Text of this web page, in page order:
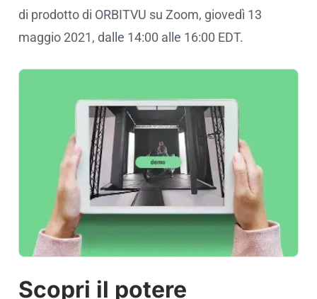
di prodotto di ORBITVU su Zoom, giovedì 13
maggio 2021, dalle 14:00 alle 16:00 EDT.
Scopri il potere